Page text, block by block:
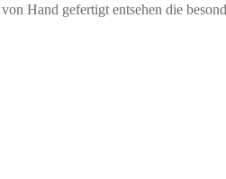
Hand gefertigt entsehen die